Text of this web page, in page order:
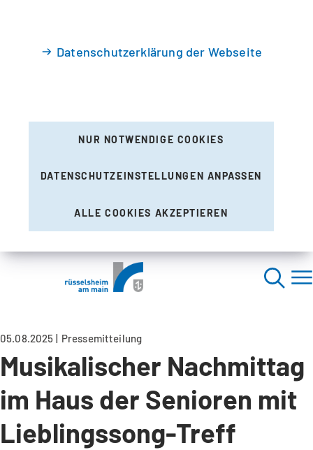
Datenschutzerklärung der Webseite
NUR NOTWENDIGE COOKIES
DATENSCHUTZEINSTELLUNGEN ANPASSEN
ALLE COOKIES AKZEPTIEREN
05.08.2025 Pressemitteilung
Musikalischer Nachmittag
im Haus der Senioren mit
Lieblingssong-Treff